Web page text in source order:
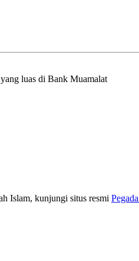
luas di Bank Muamalat
Islam, kunjungi situs resmi